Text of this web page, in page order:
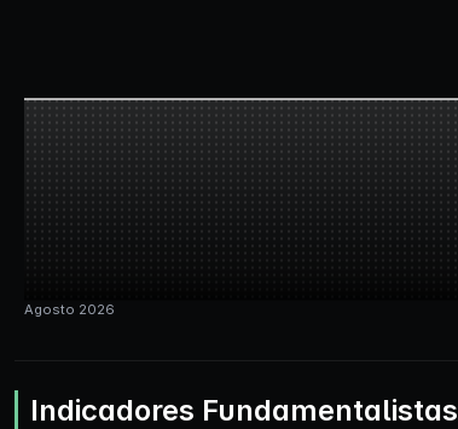
Indicadores Fundamentalistas